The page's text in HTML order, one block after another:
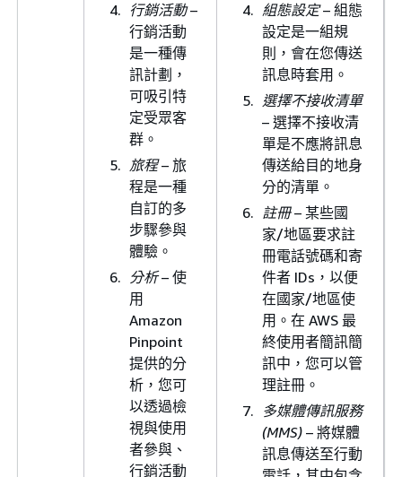
行銷活動–
行銷活動
是一種傳
訊計劃，
可吸引特
定受眾客
群。
旅程– 旅
程是一種
自訂的多
步驟參與
體驗。
分析– 使
用
Amazon
Pinpoint
提供的分
析，您可
以透過檢
視與使用
者參與、
行銷活動
組態設定– 組態
設定是一組規
則，會在您傳送
訊息時套用。
選擇不接收清單
– 選擇不接收清
單是不應將訊息
傳送給目的地身
分的清單。
註冊– 某些國
家/地區要求註
冊電話號碼和寄
件者 IDs，以便
在國家/地區使
用。在 AWS 最
終使用者簡訊簡
訊中，您可以管
理註冊。
多媒體傳訊服務
(MMS) – 將媒體
訊息傳送至行動